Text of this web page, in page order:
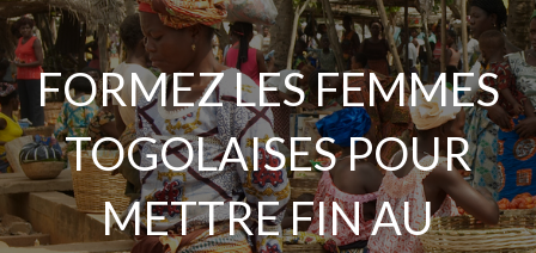
FORMEZ LES FEMMES
TOGOLAISES POUR
METTRE FIN AU